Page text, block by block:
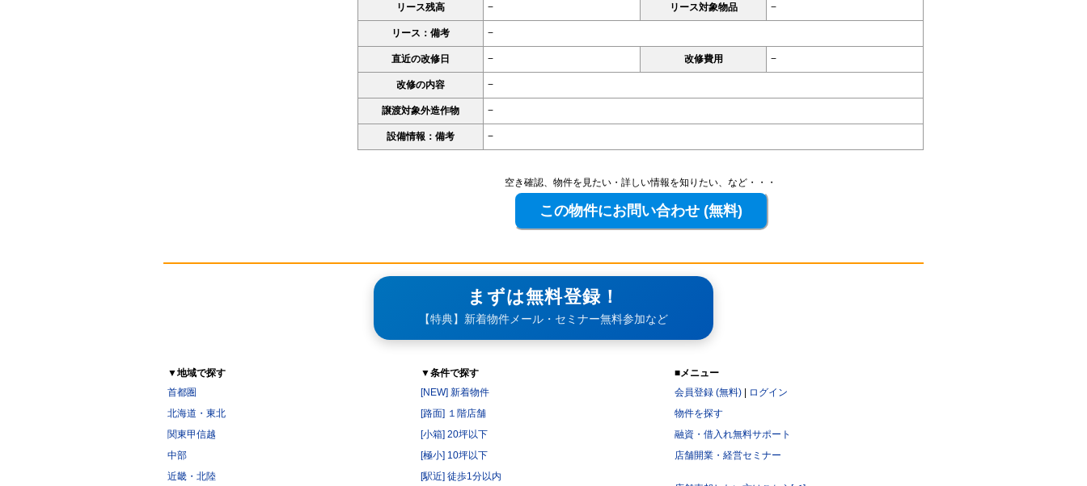
リース残高 − リース対象物品 −
リース：備考 −
直近の改修日 − 改修費用 −
改修の内容 −
譲渡対象外造作物 −
設備情報：備考 −
空き確認、物件を見たい・詳しい情報を知りたい、など・・・
まずは無料登録！
【特典】新着物件メール・セミナー無料参加など
▼地域で探す
首都圏
北海道・東北
関東甲信越
中部
近畿・北陸
▼条件で探す
[NEW] 新着物件
[路面] １階店舗
[小箱] 20坪以下
[極小] 10坪以下
[駅近] 徒歩1分以内
■メニュー
会員登録 (無料)| ログイン
物件を探す
融資・借入れ無料サポート
店舗開業・経営セミナー